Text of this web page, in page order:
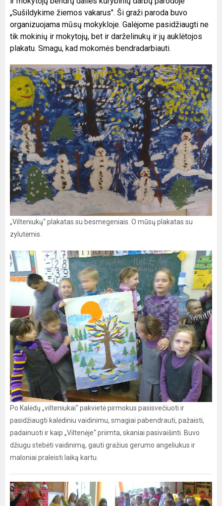
„Sušildykime žiemos vakarus". Ši graži paroda buvo
organizuojama mūsų mokykloje. Galėjome pasidžiaugti ne
tik mokinių ir mokytojų, bet ir darželinukų ir jų auklėtojos
plakatu. Smagu, kad mokomės bendradarbiauti.
„Vilteniukų“ plakatas su besmegeniais. O mūsų plakatas su
zylutėmis.
Po Kalėdų „vilteniukai“ pakvietė pirmokus pasisvečiuoti ir
pasidžiaugti kalėdiniu vaidinimu, smagiai pabendrauti, pažaisti,
padainuoti ir kaip „Viltenėje“ priimta, skaniai pasivaišinti. Buvo
džiugu stebėti vaidinimą, gauti gražius gerumo angeliukus ir
maloniai praleisti laiką kartu.